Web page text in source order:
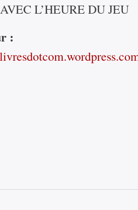
L’HEURE DU JEU
: